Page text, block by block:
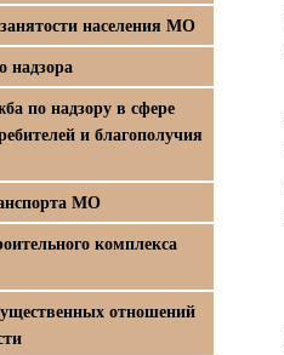
населения МО
надзора
по надзору в сфере
и благополучия
МО
комплекса
отношений